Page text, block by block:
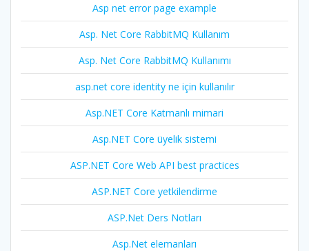
Asp net error page example
Asp. Net Core RabbitMQ Kullanım
Asp. Net Core RabbitMQ Kullanımı
asp.net core identity ne için kullanılır
Asp.NET Core Katmanlı mimari
Asp.NET Core üyelik sistemi
ASP.NET Core Web API best practices
ASP.NET Core yetkilendirme
ASP.Net Ders Notları
Asp.Net elemanları